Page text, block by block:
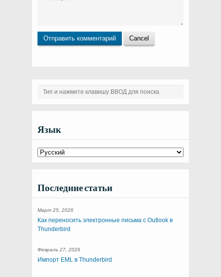
Язык
Последние статьи
Март 25, 2026
Как переносить электронные письма с Outlook в
Thunderbird
Февраль 27, 2026
Импорт EML в Thunderbird